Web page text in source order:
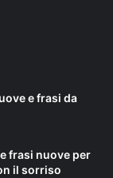
e frasi da
frasi nuove per
il sorriso